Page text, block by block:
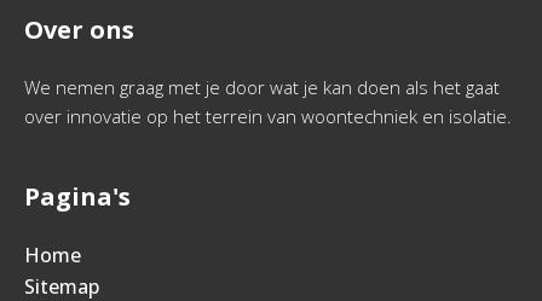
Over ons
We nemen graag met je door wat je kan doen als het gaat
over innovatie op het terrein van woontechniek en isolatie.
Pagina's
Home
Sitemap